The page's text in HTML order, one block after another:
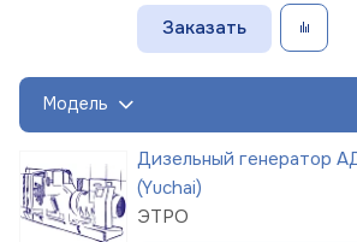
Заказать
Модель
Дизельный генератор
(Yuchai)
ЭТРО